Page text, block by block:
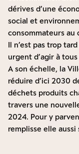
dérives d’une
social et
consommateurs au
Il n’est pas trop
urgent d’agir à
A son échelle, la
réduire d’ici 2030
déchets produits
travers une
2024. Pour y
remplisse elle aussi